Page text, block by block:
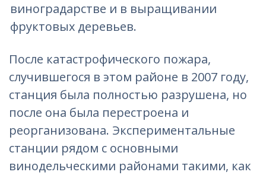
виноградарстве и в выращивании
фруктовых деревьев.
После катастрофического пожара,
случившегося в этом районе в 2007 году,
станция была полностью разрушена, но
после она была перестроена и
реорганизована. Экспериментальные
станции рядом с основными
винодельческими районами такими, как